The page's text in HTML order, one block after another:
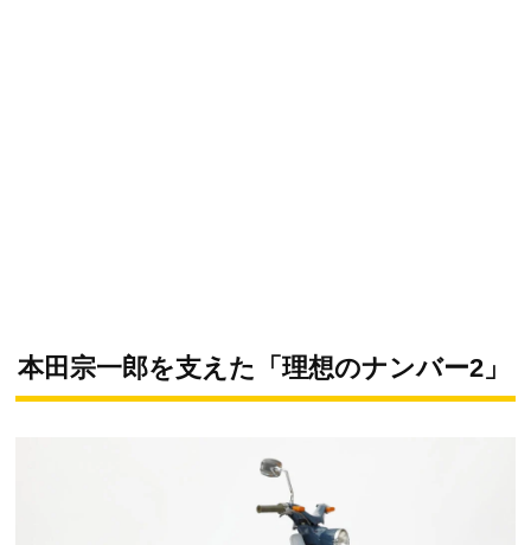
本田宗一郎を支えた「理想のナンバー2」